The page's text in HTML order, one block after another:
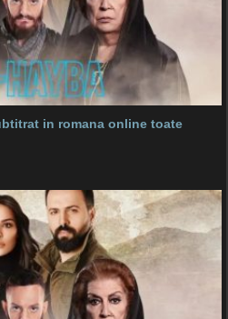
in romana online toate